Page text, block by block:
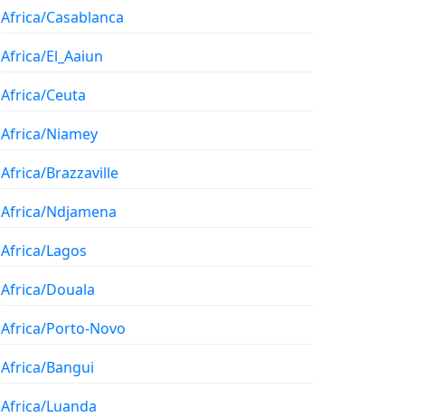
Africa/Casablanca
Africa/El_Aaiun
Africa/Ceuta
Africa/Niamey
Africa/Brazzaville
Africa/Ndjamena
Africa/Lagos
Africa/Douala
Africa/Porto-Novo
Africa/Bangui
Africa/Luanda